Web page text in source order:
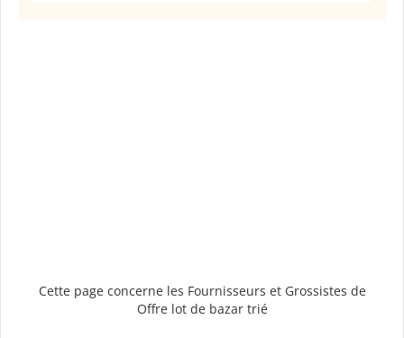
Cette page concerne les Fournisseurs et Grossistes de
Offre lot de bazar trié